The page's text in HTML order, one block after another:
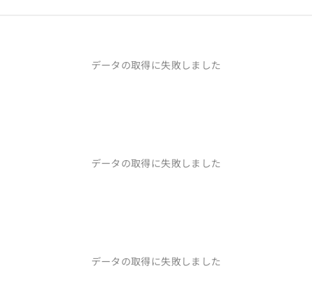
データの取得に失敗しました
データの取得に失敗しました
データの取得に失敗しました